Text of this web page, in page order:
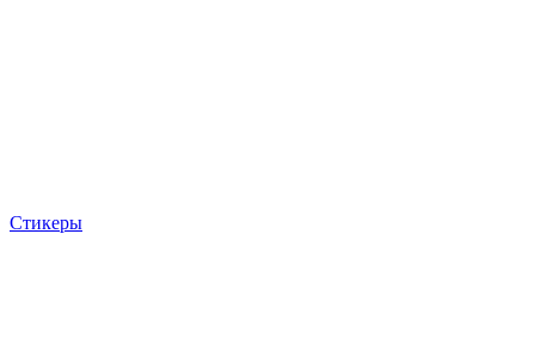
Стикеры